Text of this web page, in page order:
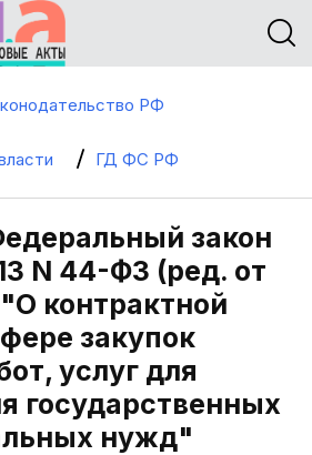
РФ
ГД ФС РФ
закон
N 44-ФЗ (ред. от
контрактной
закупок
услуг для
государственных
нужд"